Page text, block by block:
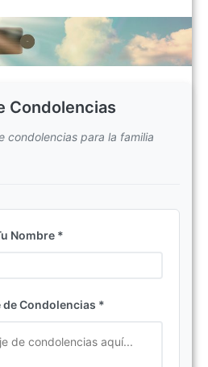
Condolencias
condolencias para la familia
Nombre *
de Condolencias *